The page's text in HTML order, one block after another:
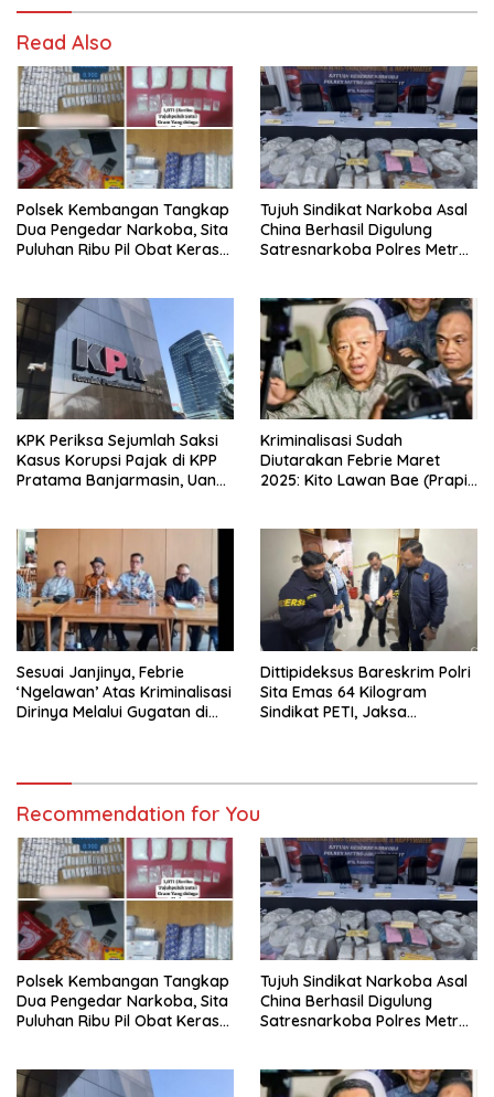
Read Also
Polsek Kembangan Tangkap
Dua Pengedar Narkoba, Sita
Puluhan Ribu Pil Obat Keras
Tujuh Sindikat Narkoba Asal
China Berhasil Digulung
Satresnarkoba Polres Metro
KPK Periksa Sejumlah Saksi
Kasus Korupsi Pajak di KPP
Pratama Banjarmasin, Uang
Kriminalisasi Sudah
Diutarakan Febrie Maret
2025: Kito Lawan Bae (Prapid
Sesuai Janjinya, Febrie
‘Ngelawan’ Atas Kriminalisasi
Dirinya Melalui Gugatan di
Dittipideksus Bareskrim Polri
Sita Emas 64 Kilogram
Sindikat PETI, Jaksa
Recommendation for You
Polsek Kembangan Tangkap
Dua Pengedar Narkoba, Sita
Puluhan Ribu Pil Obat Keras
Tujuh Sindikat Narkoba Asal
China Berhasil Digulung
Satresnarkoba Polres Metro